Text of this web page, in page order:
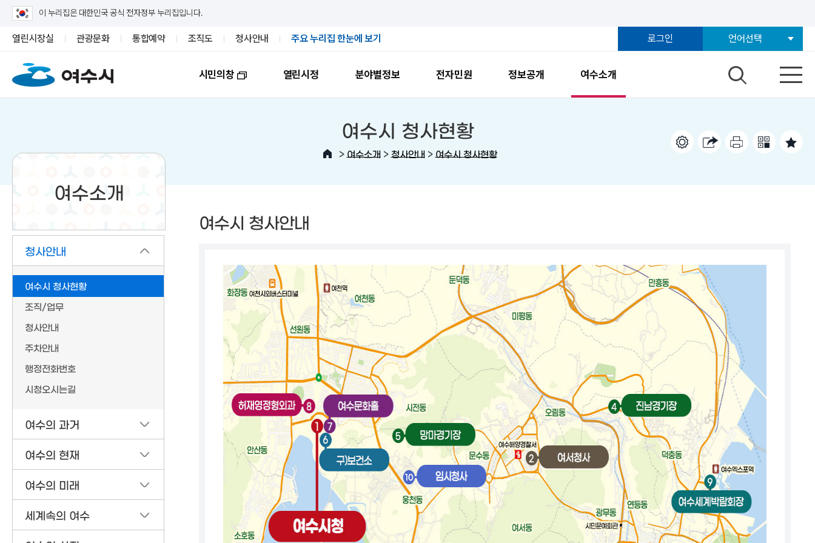
이 누리집은 대한민국 공식 전자정부 누리집입니다.
열린시장실 관광문화 통합예약 조직도 청사안내 주요 누리집 한눈에 보기 로그인 언어선택
시민의창 열린시정 분야별정보 전자민원 정보공개 여수소개
여수소개
청사안내
여수시 청사현황
조직/업무
청사안내
주차안내
행정전화번호
시청오시는길
여수의 과거
여수의 현재
여수의 미래
세계속의 여수
여수시 청사현황
> 여수소개> 청사안내> 여수시 청사현황
여수시 청사안내